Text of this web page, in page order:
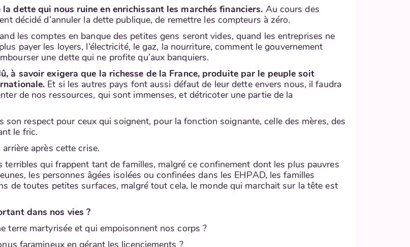
dette qui nous ruine en enrichissant les marchés financiers. Au cours des
décidé d’annuler la dette publique, de remettre les compteurs à zéro.
les comptes en banque des petites gens seront vides, quand les entreprises ne
payer les loyers, l’électricité, le gaz, la nourriture, comment le gouvernement
une dette qui ne profite qu’aux banquiers.
à savoir exigera que la richesse de la France, produite par le peuple soit
Et si les autres pays font aussi défaut de leur dette envers nous, il faudra
de nos ressources, qui sont immenses, et détricoter une partie de la
son respect pour ceux qui soignent, pour la fonction soignante, celle des mères, des
le fric.
après cette crise.
qui frappent tant de familles, malgré ce confinement dont les plus pauvres
les personnes âgées isolées ou confinées dans les EHPAD, les familles
de toutes petites surfaces, malgré tout cela, le monde qui marchait sur la tête est
dans nos vies ?
terre martyrisée et qui empoisonnent nos corps ?
faramineux en gérant les licenciements ?